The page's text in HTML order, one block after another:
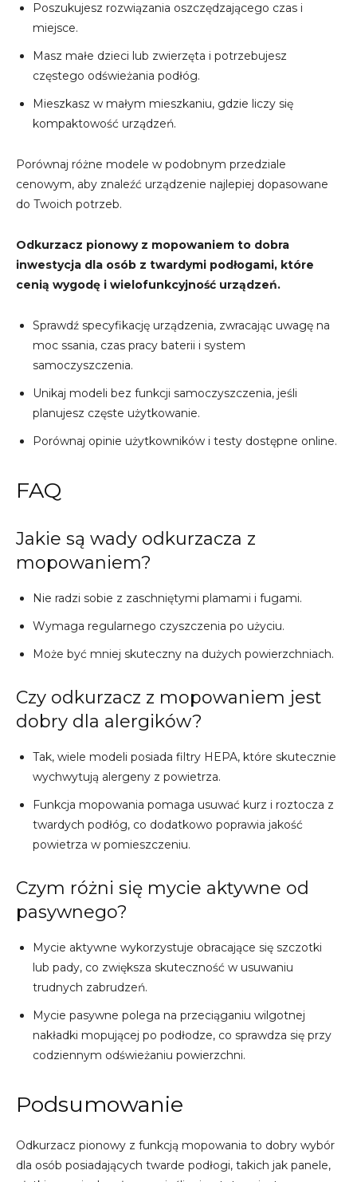
Poszukujesz rozwiązania oszczędzającego czas i
miejsce.
Masz małe dzieci lub zwierzęta i potrzebujesz
częstego odświeżania podłóg.
Mieszkasz w małym mieszkaniu, gdzie liczy się
kompaktowość urządzeń.
Porównaj różne modele w podobnym przedziale
cenowym, aby znaleźć urządzenie najlepiej dopasowane
do Twoich potrzeb.
Odkurzacz pionowy z mopowaniem to dobra
inwestycja dla osób z twardymi podłogami, które
cenią wygodę i wielofunkcyjność urządzeń.
Sprawdź specyfikację urządzenia, zwracając uwagę na
moc ssania, czas pracy baterii i system
samoczyszczenia.
Unikaj modeli bez funkcji samoczyszczenia, jeśli
planujesz częste użytkowanie.
Porównaj opinie użytkowników i testy dostępne online.
FAQ
Jakie są wady odkurzacza z
mopowaniem?
Nie radzi sobie z zaschniętymi plamami i fugami.
Wymaga regularnego czyszczenia po użyciu.
Może być mniej skuteczny na dużych powierzchniach.
Czy odkurzacz z mopowaniem jest
dobry dla alergików?
Tak, wiele modeli posiada filtry HEPA, które skutecznie
wychwytują alergeny z powietrza.
Funkcja mopowania pomaga usuwać kurz i roztocza z
twardych podłóg, co dodatkowo poprawia jakość
powietrza w pomieszczeniu.
Czym różni się mycie aktywne od
pasywnego?
Mycie aktywne wykorzystuje obracające się szczotki
lub pady, co zwiększa skuteczność w usuwaniu
trudnych zabrudzeń.
Mycie pasywne polega na przeciąganiu wilgotnej
nakładki mopującej po podłodze, co sprawdza się przy
codziennym odświeżaniu powierzchni.
Podsumowanie
Odkurzacz pionowy z funkcją mopowania to dobry wybór
dla osób posiadających twarde podłogi, takich jak panele,